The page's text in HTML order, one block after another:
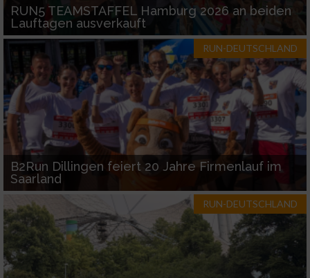
RUN5 TEAMSTAFFEL Hamburg 2026 an beiden
Lauftagen ausverkauft
RUN-DEUTSCHLAND
B2Run Dillingen feiert 20 Jahre Firmenlauf im
Saarland
RUN-DEUTSCHLAND